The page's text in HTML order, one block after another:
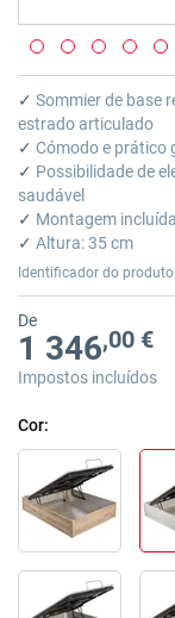
Saltar
para
o
início
da
Galeria
de
imagens
✓ Sommier de base
estrado articulado
✓ Cómodo e prático
✓ Possibilidade de
saudável
✓ Montagem
✓ Altura: 35 cm
Identificador do
De
1 346,00 €
Impostos incluídos
Cor